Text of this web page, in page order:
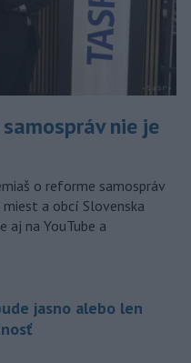
nie je
o reforme samospráv
a obcí Slovenska
aj na YouTube a
jasno alebo len